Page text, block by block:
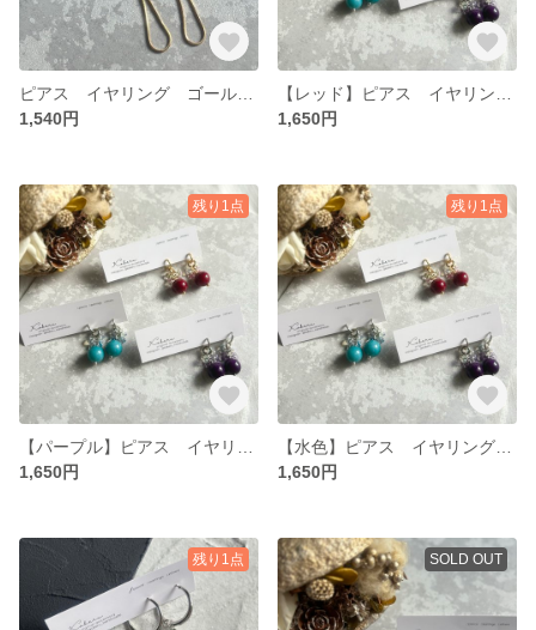
1,540円
1,650円
残り1点
1,650円
残り1点
1,650円
残り1点 SOLD OUT